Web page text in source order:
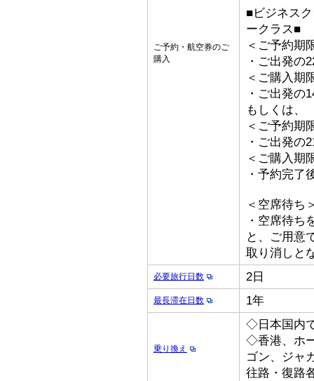
ご予約・航空券のご
購入
■ビジネス
ークラス■
＜ご予約期
・ご出発の
＜ご購入期
・ご出発の
もしくは、
＜ご予約期
・ご出発の
＜ご購入期
・予約完了
＜空席待ち
・空席待ち
と、ご用意
取り消しと
必要旅行日数 2日
最長滞在日数 1年
乗り換え
◇日本国内
◇香港、ホ
ゴン、ジャ
往路・復路